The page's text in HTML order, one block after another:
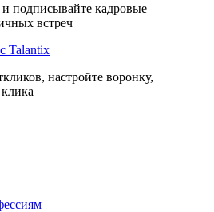
подписывайте кадровые
встреч
Talantix
настройте воронку,